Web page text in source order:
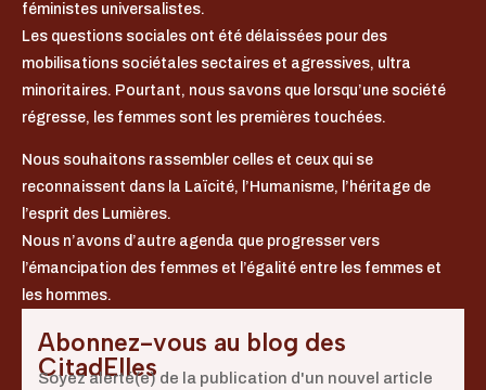
féministes universalistes.
Les questions sociales ont été délaissées pour des
mobilisations sociétales sectaires et agressives, ultra
minoritaires. Pourtant, nous savons que lorsqu’une société
régresse, les femmes sont les premières touchées.
Nous souhaitons rassembler celles et ceux qui se
reconnaissent dans la Laïcité, l’Humanisme, l’héritage de
l’esprit des Lumières.
Nous n’avons d’autre agenda que progresser vers
l’émancipation des femmes et l’égalité entre les femmes et
les hommes.
Abonnez-vous au blog des
CitadElles
Soyez alerté(e) de la publication d'un nouvel article